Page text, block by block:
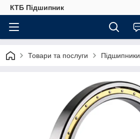
КТБ Підшипник
Товари та послуги Підшипники